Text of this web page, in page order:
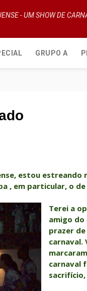
- UM SHOW DE
GRUPO A
estou
, em particular, o
Terei a
amigo
prazer de
carnaval.
carnaval
sacrifício,